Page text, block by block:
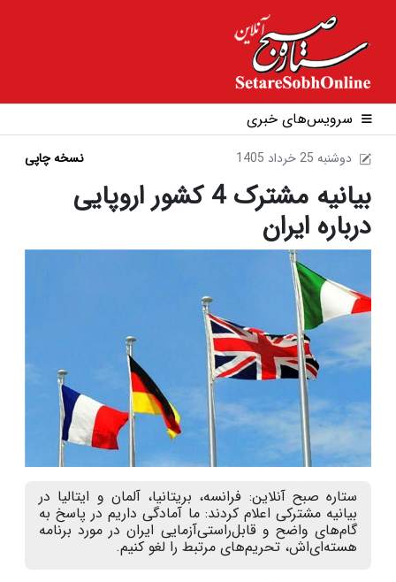
سرویس‌های خبری
1405 دوشنبه 25 خرداد نسخه چاپی
بیانیه مشترک 4 کشور اروپایی
درباره ایران
ستاره صبح آنلاین: فرانسه، بریتانیا، آلمان و ایتالیا در
بیانیه مشترکی اعلام کردند: ما آمادگی داریم در پاسخ به
گام‌های واضح و قابل‌راستی‌آزمایی ایران در مورد برنامه
هسته‌ای‌اش، تحریم‌های مرتبط را لغو کنیم.